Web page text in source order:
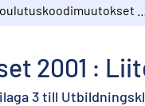
2001 :
3 till